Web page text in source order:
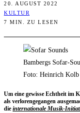
20. AUGUST 2022
KULTUR
7 MIN. ZU LESEN
Bambergs Sofar-
Foto: Heinrich Kolb
Um eine gewis­se Echt­heit im
als ver­lo­ren­ge­gan­gen
die inter­na­tio­na­le Musik-